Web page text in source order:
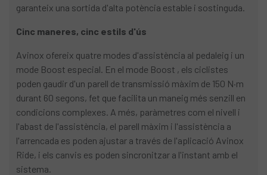
garanteix una sortida d'alta potència estable i sostinguda.
Cinc maneres, cinc estils d'ús
Avinox ofereix quatre modes d'assistència al pedaleig i un
mode Boost especial. En el mode Boost , els ciclistes
poden gaudir d'un parell de transmissió màxim de 150 N·m
durant 60 segons, fet que facilita un maneig més senzill en
condicions complexes. A més, paràmetres com el nivell i
l'abast de l'assistència, el parell màxim i l'assistència a
l'arrencada es poden ajustar a través de l'aplicació Avinox
Ride, i els canvis es poden sincronitzar a l'instant amb el
sistema.